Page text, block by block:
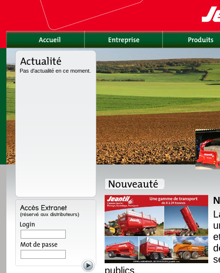
Pas d'actualité en ce moment.
redessinée avec
un nouveau châssis
Gamme disponible
à 18 t en version
travaux
publics.